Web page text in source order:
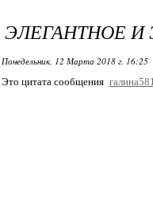
ЭЛЕГАНТНОЕ
Понедельник, 12 Марта 2018 г. 16:25
Это цитата сообщения